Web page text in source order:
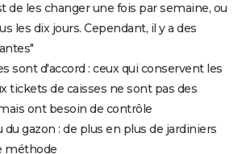
de les changer une fois par semaine, ou
les dix jours. Cependant, il y a des
sont d'accord : ceux qui conservent les
tickets de caisses ne sont pas des
ont besoin de contrôle
du gazon : de plus en plus de jardiniers
méthode